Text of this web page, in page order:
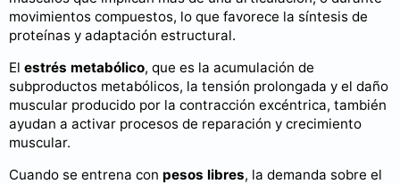
movimientos compuestos, lo que favorece la síntesis de
proteínas y adaptación estructural.
El estrés metabólico, que es la acumulación de
subproductos metabólicos, la tensión prolongada y el daño
muscular producido por la contracción excéntrica, también
ayudan a activar procesos de reparación y crecimiento
muscular.
Cuando se entrena con pesos libres, la demanda sobre el